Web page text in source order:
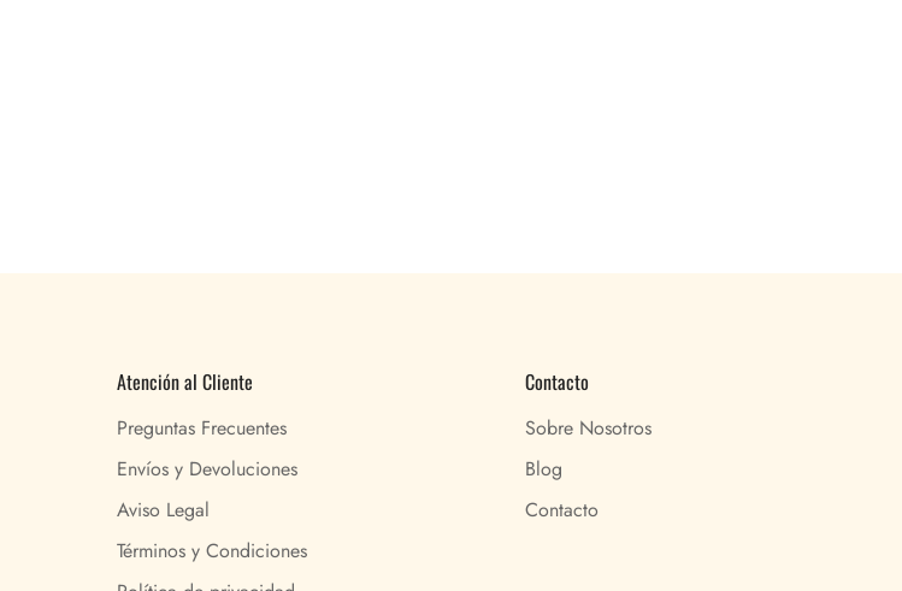
Atención al Cliente
Preguntas Frecuentes
Envíos y Devoluciones
Aviso Legal
Términos y Condiciones
Contacto
Sobre Nosotros
Blog
Contacto